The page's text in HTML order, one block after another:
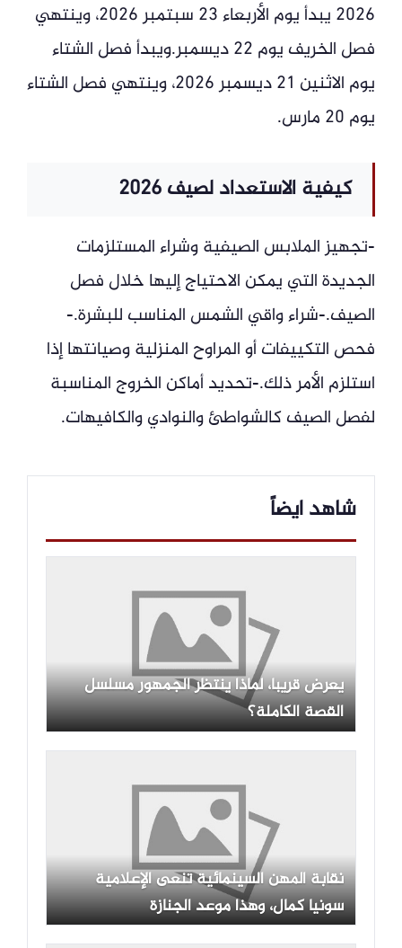
2026 يبدأ يوم الأربعاء 23 سبتمبر 2026، وينتهي
فصل الخريف يوم 22 ديسمبر.ويبدأ فصل الشتاء
يوم الاثنين 21 ديسمبر 2026، وينتهي فصل الشتاء
يوم 20 مارس.
كيفية الاستعداد لصيف 2026
-تجهيز الملابس الصيفية وشراء المستلزمات
الجديدة التي يمكن الاحتياج إليها خلال فصل
الصيف.-شراء واقي الشمس المناسب للبشرة.-
فحص التكييفات أو المراوح المنزلية وصيانتها إذا
استلزم الأمر ذلك.-تحديد أماكن الخروج المناسبة
لفصل الصيف كالشواطئ والنوادي والكافيهات.
شاهد ايضاً
يعرض قريبا، لماذا ينتظر الجمهور مسلسل
القصة الكاملة؟
نقابة المهن السينمائية تنعى الإعلامية
سونيا كمال، وهذا موعد الجنازة